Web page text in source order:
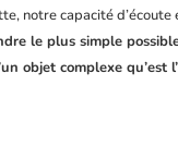
, notre capacité
le plus simple
objet complexe qu’est